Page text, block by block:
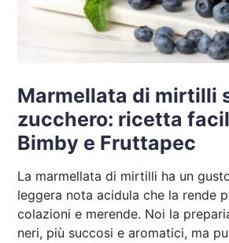
Marmellata di mirtilli
zucchero: ricetta
Bimby e Fruttapec
La marmellata di mirtilli ha un
leggera nota acidula che la rende
colazioni e merende. Noi la
neri, più succosi e aromatici, ma